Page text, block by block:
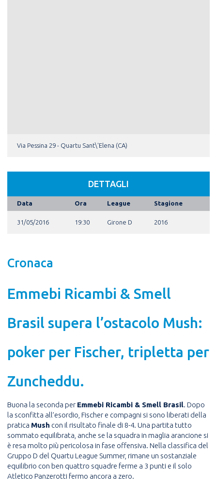
Via Pessina 29 - Quartu Sant\'Elena (CA)
DETTAGLI
Data Ora League Stagione
31/05/2016 19:30 Girone D 2016
Cronaca
Emmebi Ricambi & Smell
Brasil supera l’ostacolo Mush:
poker per Fischer, tripletta per
Zuncheddu.
Buona la seconda per Emmebi Ricambi & Smell Brasil. Dopo
la sconfitta all’esordio, Fischer e compagni si sono liberati della
pratica Mush con il risultato finale di 8-4. Una partita tutto
sommato equilibrata, anche se la squadra in maglia arancione si
è resa molto più pericolosa in fase offensiva. Nella classifica del
Gruppo D del Quartu League Summer, rimane un sostanziale
equilibrio con ben quattro squadre ferme a 3 punti e il solo
Atletico Panzerotti fermo ancora a zero.